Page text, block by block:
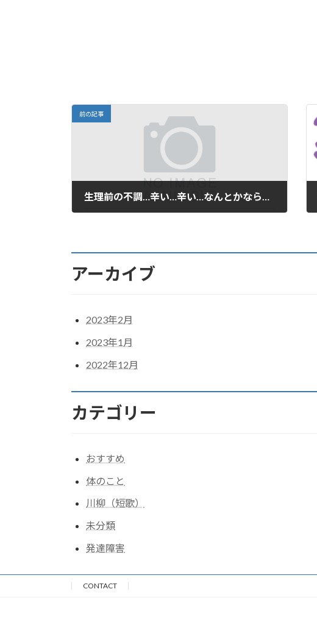
前の記事
生理前の不調…辛い…辛い…なんとかならないかなぁ
アーカイブ
2023年2月
2023年1月
2022年12月
カテゴリー
おすすめ
体のこと
川柳（短歌）
未分類
発達障害
CONTACT